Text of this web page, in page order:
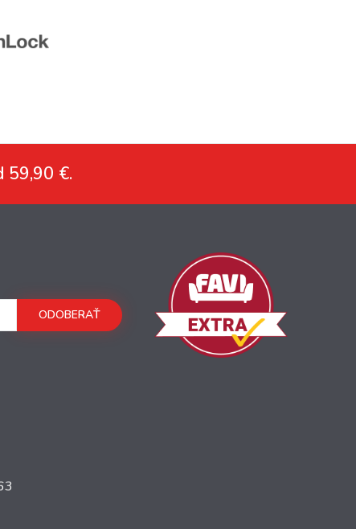
59,90 €.
ODOBERAŤ